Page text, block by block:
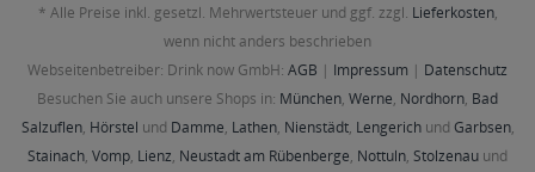
* Alle Preise inkl. gesetzl. Mehrwertsteuer und ggf. zzgl. Lieferkosten,
wenn nicht anders beschrieben
Webseitenbetreiber: Drink now GmbH: AGB | Impressum | Datenschutz
Besuchen Sie auch unsere Shops in: München, Werne, Nordhorn, Bad
Salzuflen, Hörstel und Damme, Lathen, Nienstädt, Lengerichund Garbsen,
Stainach, Vomp, Lienz, Neustadt am Rübenberge, Nottuln, Stolzenau und